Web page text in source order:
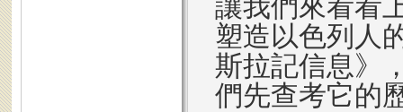
讓我們來看看
塑造以色列人
斯拉記信息》
們先查考它的